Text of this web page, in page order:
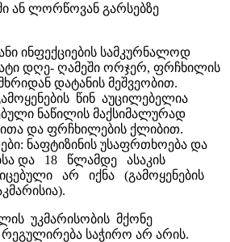
ან ლორწოვან გარსებზე
ინფექციების სამკურნალოდ
დღე- ღამეში ორჯერ, ფრჩხილის
დატანის მეშვეობით.
წინ აუცილებელია
ნაწილის მაქსიმალურად
და ფრჩხილების ქლიბით.
ნაფტიზინის უსაფრთხოება და
და 18 წლამდე ასაკის
არ იქნა (გამოყენების
უკმარისობის მქონე
საჭირო არ არის.